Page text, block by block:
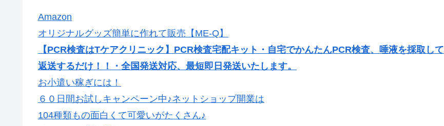
Amazon
オリジナルグッズ簡単に作れて販売【ME-Q】
【PCR検査はTケアクリニック】PCR検査宅配キット・自宅でかんたんPCR検査、唾液を採取して
返送するだけ！！・全国発送対応、最短即日発送いたします。
お小遣い稼ぎには！
６０日間お試しキャンペーン中♪ネットショップ開業は
104種類もの面白くて可愛いがたくさん♪